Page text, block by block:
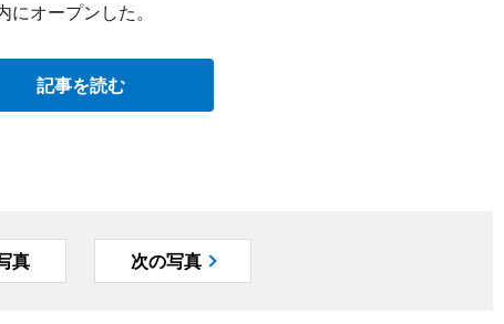
オープンした。
記事を読む
真 次の写真